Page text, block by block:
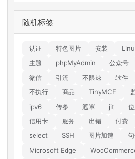
随机标签
认证 特色图片 安装
主题
phpMyAdmin 公众号
微信
引流 不限速 软件
不执行
商品 TinyMCE
ipv6
传参 遮罩 jit
信用卡
服务 出错 付费
select
SSH 图片加速
Microsoft Edge